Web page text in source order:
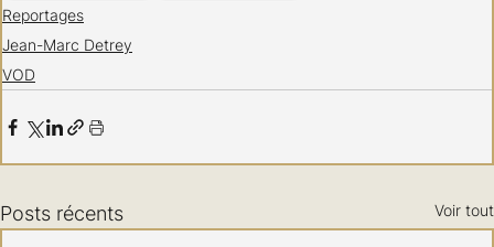
Reportages
Jean-Marc Detrey
VOD
Posts récents Voir tout